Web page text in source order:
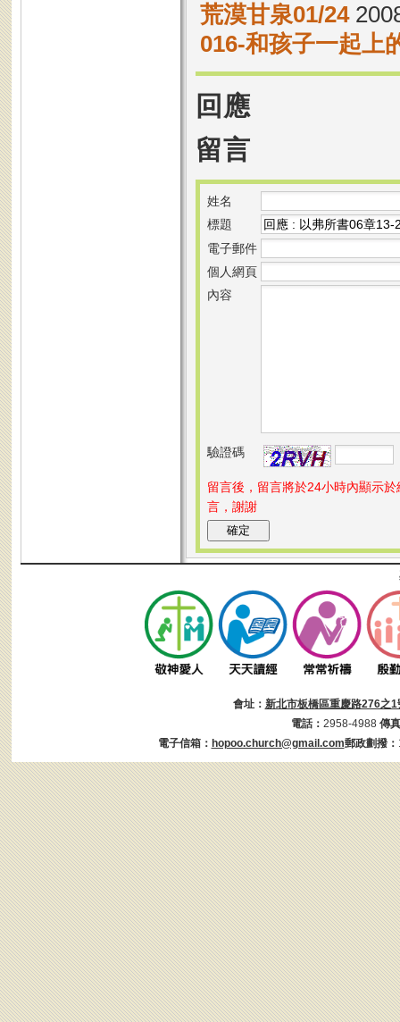
荒漠甘泉01/24
016-和孩子一起上
回應
留言
姓名
標題
電子郵件
個人網頁
內容
驗證碼
留言後，留言將於24小時內顯示
言，謝謝
會址： 新北市板橋區重慶路276之1
電話： 2958-4988 傳
電子信箱： hopoo.church@gmail.com郵政劃撥：